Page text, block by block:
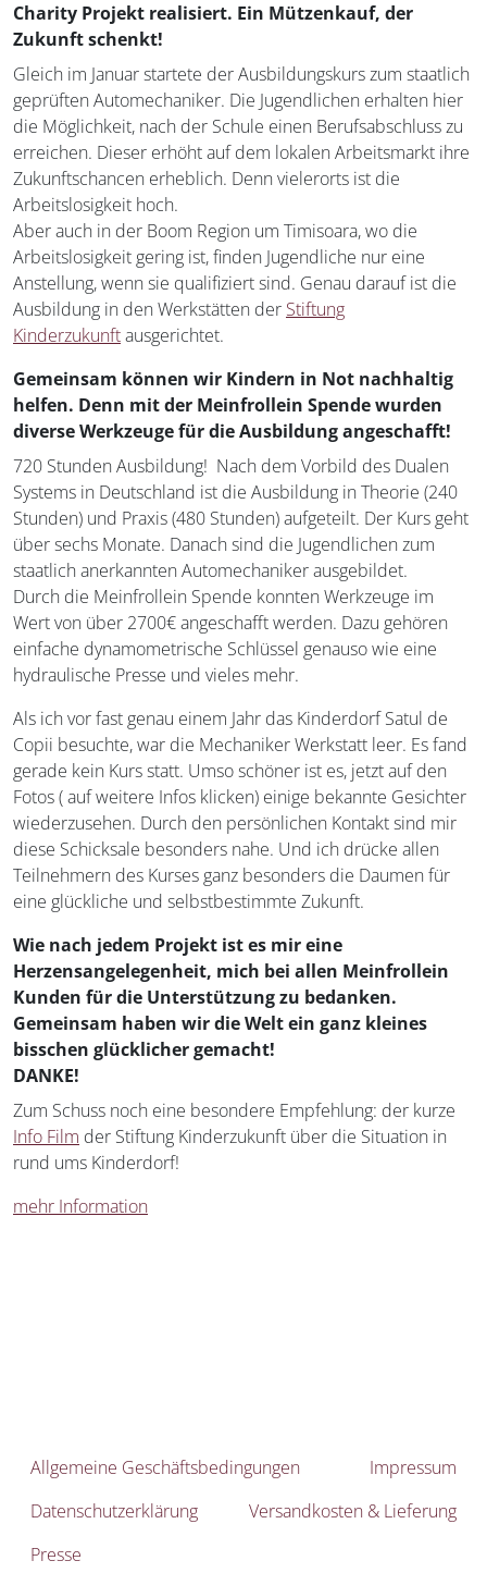
Charity Projekt realisiert. Ein Mützenkauf, der
Zukunft schenkt!
Gleich im Januar startete der Ausbildungskurs zum staatlich
geprüften Automechaniker. Die Jugendlichen erhalten hier
die Möglichkeit, nach der Schule einen Berufsabschluss zu
erreichen. Dieser erhöht auf dem lokalen Arbeitsmarkt ihre
Zukunftschancen erheblich. Denn vielerorts ist die
Arbeitslosigkeit hoch.
Aber auch in der Boom Region um Timisoara, wo die
Arbeitslosigkeit gering ist, finden Jugendliche nur eine
Anstellung, wenn sie qualifiziert sind. Genau darauf ist die
Ausbildung in den Werkstätten der Stiftung
Kinderzukunftausgerichtet.
Gemeinsam können wir Kindern in Not nachhaltig
helfen. Denn mit der Meinfrollein Spende wurden
diverse Werkzeuge für die Ausbildung angeschafft!
720 Stunden Ausbildung! Nach dem Vorbild des Dualen
Systems in Deutschland ist die Ausbildung in Theorie (240
Stunden) und Praxis (480 Stunden) aufgeteilt. Der Kurs geht
über sechs Monate. Danach sind die Jugendlichen zum
staatlich anerkannten Automechaniker ausgebildet.
Durch die Meinfrollein Spende konnten Werkzeuge im
Wert von über 2700€ angeschafft werden. Dazu gehören
einfache dynamometrische Schlüssel genauso wie eine
hydraulische Presse und vieles mehr.
Als ich vor fast genau einem Jahr das Kinderdorf Satul de
Copii besuchte, war die Mechaniker Werkstatt leer. Es fand
gerade kein Kurs statt. Umso schöner ist es, jetzt auf den
Fotos ( auf weitere Infos klicken) einige bekannte Gesichter
wiederzusehen. Durch den persönlichen Kontakt sind mir
diese Schicksale besonders nahe. Und ich drücke allen
Teilnehmern des Kurses ganz besonders die Daumen für
eine glückliche und selbstbestimmte Zukunft.
Wie nach jedem Projekt ist es mir eine
Herzensangelegenheit, mich bei allen Meinfrollein
Kunden für die Unterstützung zu bedanken.
Gemeinsam haben wir die Welt ein ganz kleines
bisschen glücklicher gemacht!
DANKE!
Zum Schuss noch eine besondere Empfehlung: der kurze
Info Film der Stiftung Kinderzukunft über die Situation in
rund ums Kinderdorf!
mehr Information
Allgemeine Geschäftsbedingungen
Impressum
Datenschutzerklärung
Versandkosten & Lieferung
Presse